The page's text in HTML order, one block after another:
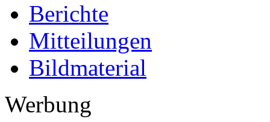
Berichte
Mitteilungen
Bildmaterial
Werbung